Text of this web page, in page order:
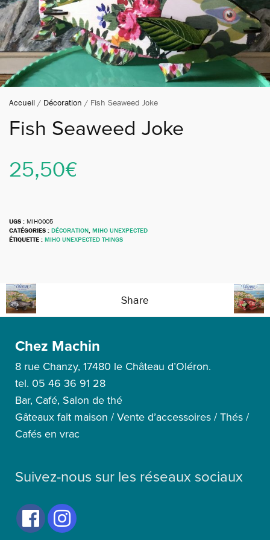
Accueil / Décoration / Fish Seaweed Joke
Fish Seaweed Joke
25,50€
UGS : MIHO005
CATÉGORIES : DÉCORATION, MIHO UNEXPECTED
ÉTIQUETTE : MIHO UNEXPECTED THINGS
Share
Chez Machin
8 rue Chanzy, 17480 le Château d’Oléron.
tel. 05 46 36 91 28
Bar, Café, Salon de thé
Gâteaux fait maison / Vente d’accessoires / Thés /
Cafés en vrac
Suivez-nous sur les réseaux sociaux